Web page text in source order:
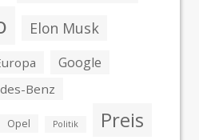
Elon Musk
Google
Benz
Opel Politik Preis